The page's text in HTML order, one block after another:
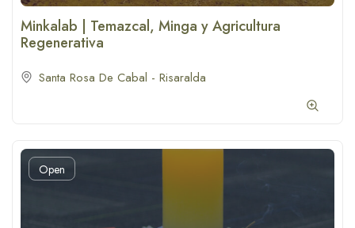
Minkalab | Temazcal, Minga y Agricultura
Regenerativa
Santa Rosa De Cabal - Risaralda
Open